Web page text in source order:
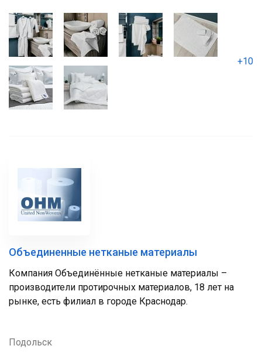
+10
Объединенные нетканые материалы
Компания Объединённые нетканые материалы –
производители протирочных материалов, 18 лет на
рынке, есть филиал в городе Краснодар.
Подольск